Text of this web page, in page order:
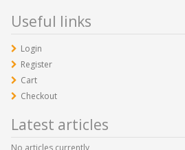
Useful links
Login
Register
Cart
Checkout
Latest articles
No articles currently